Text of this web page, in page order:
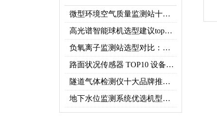
微型环境空气质量监测站十大品牌推荐榜单（2026网格化空气监测优选）
高光谱智能球机选型建议top推荐（附参数表）
负氧离子监测站选型对比：云境天合 TH-FZ5 与天蔚 TW-FZ4 推荐
路面状况传感器 TOP10 设备推荐榜单
隧道气体检测仪十大品牌推荐榜单（2026行业TOP10）
地下水位监测系统优选机型：TH-DSW2深井地下水智能在线监测解决方案